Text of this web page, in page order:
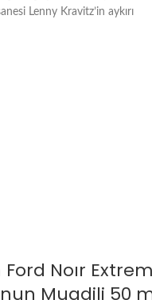
Lenny Kravitz’in aykırı
Ford Noır
Muadili 50